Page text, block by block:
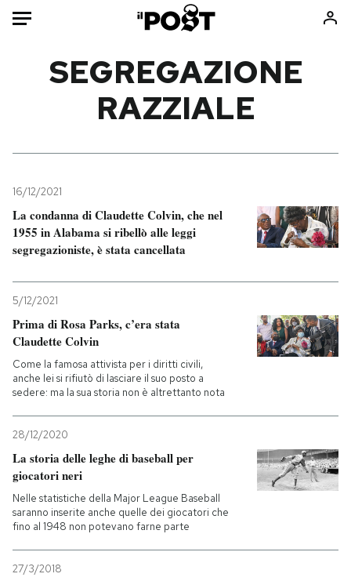
Mondo
Tecnologia
Internet
Scienza
Libri
Ok Boomer!
Mondiali calcio 2026
PODCAST
NEWSLETTER
SEGREGAZIONE
RAZZIALE
16/12/2021
La condanna di Claudette Colvin, che nel
1955 in Alabama si ribellò alle leggi
segregazioniste, è stata cancellata
5/12/2021
Prima di Rosa Parks, c’era stata
Claudette Colvin
Come la famosa attivista per i diritti civili,
anche lei si rifiutò di lasciare il suo posto a
sedere: ma la sua storia non è altrettanto nota
28/12/2020
La storia delle leghe di baseball per
giocatori neri
Nelle statistiche della Major League Baseball
saranno inserite anche quelle dei giocatori che
fino al 1948 non potevano farne parte
27/3/2018